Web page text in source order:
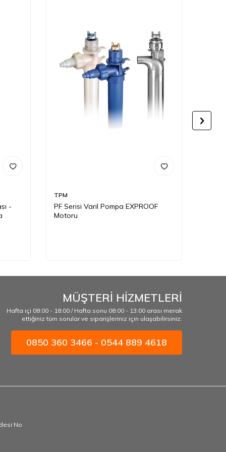
-
TPM
PF Serisi Varil Pompa EXPROOF
Motoru
MÜŞTERİ HİZMETLERİ
Hafta içi 08:00 - 18:00 / Hafta sonu 08:00 - 13:00 arası merak
ettiğiniz tüm sorular ve siparişleriniz için ulaşabilirsiniz.
0850 360 3466 - 0544 889 4618
No